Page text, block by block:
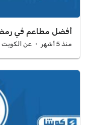
أفضل مطاعم في رمضان
منذ 5 أشهر عن الكويت